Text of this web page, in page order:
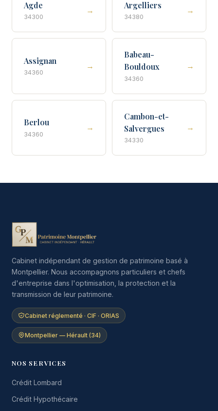
Agde
34300
→
Argelliers
34380
→
Assignan
34360
→
Babeau-
Bouldoux
34360
→
Berlou
34360
→
Cambon-et-
Salvergues
34330
→
Cabinet indépendant de gestion de patrimoine basé à
Montpellier. Nous accompagnons particuliers et chefs
d'entreprise dans l'optimisation, la protection et la
transmission de leur patrimoine.
Cabinet réglementé · CIF · ORIAS
Montpellier — Hérault (34)
NOS SERVICES
Crédit Lombard
Crédit Hypothécaire